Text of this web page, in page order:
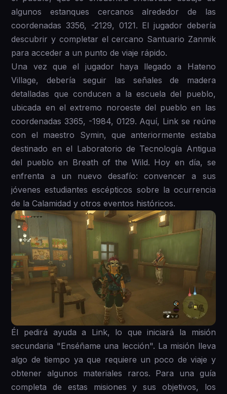
algunos estanques cercanos alrededor de las
coordenadas 3356, -2129, 0121. El jugador debería
descubrir y completar el cercano Santuario Zanmik
para acceder a un punto de viaje rápido.
Una vez que el jugador haya llegado a Hateno
Village, debería seguir las señales de madera
detalladas que conducen a la escuela del pueblo,
ubicada en el extremo noroeste del pueblo en las
coordenadas 3365, -1984, 0129. Aquí, Link se reúne
con el maestro Symin, que anteriormente estaba
destinado en el Laboratorio de Tecnología Antigua
del pueblo en Breath of the Wild. Hoy en día, se
enfrenta a un nuevo desafío: convencer a sus
jóvenes estudiantes escépticos sobre la ocurrencia
de la Calamidad y otros eventos históricos.
Él pedirá ayuda a Link, lo que iniciará la misión
secundaria "Enséñame una lección". La misión lleva
algo de tiempo ya que requiere un poco de viaje y
obtener algunos materiales raros. Para una guía
completa de estas misiones y sus objetivos, los